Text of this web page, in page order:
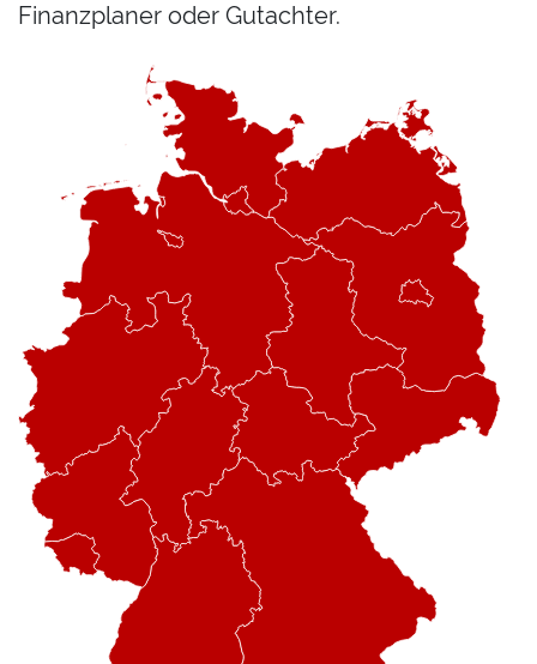
Finanzplaner oder Gutachter.